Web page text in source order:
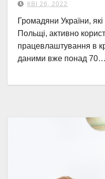
КВІ 26, 2022
Громадяни України,
Польщі, активно
працевлаштування в
даними вже понад 70…